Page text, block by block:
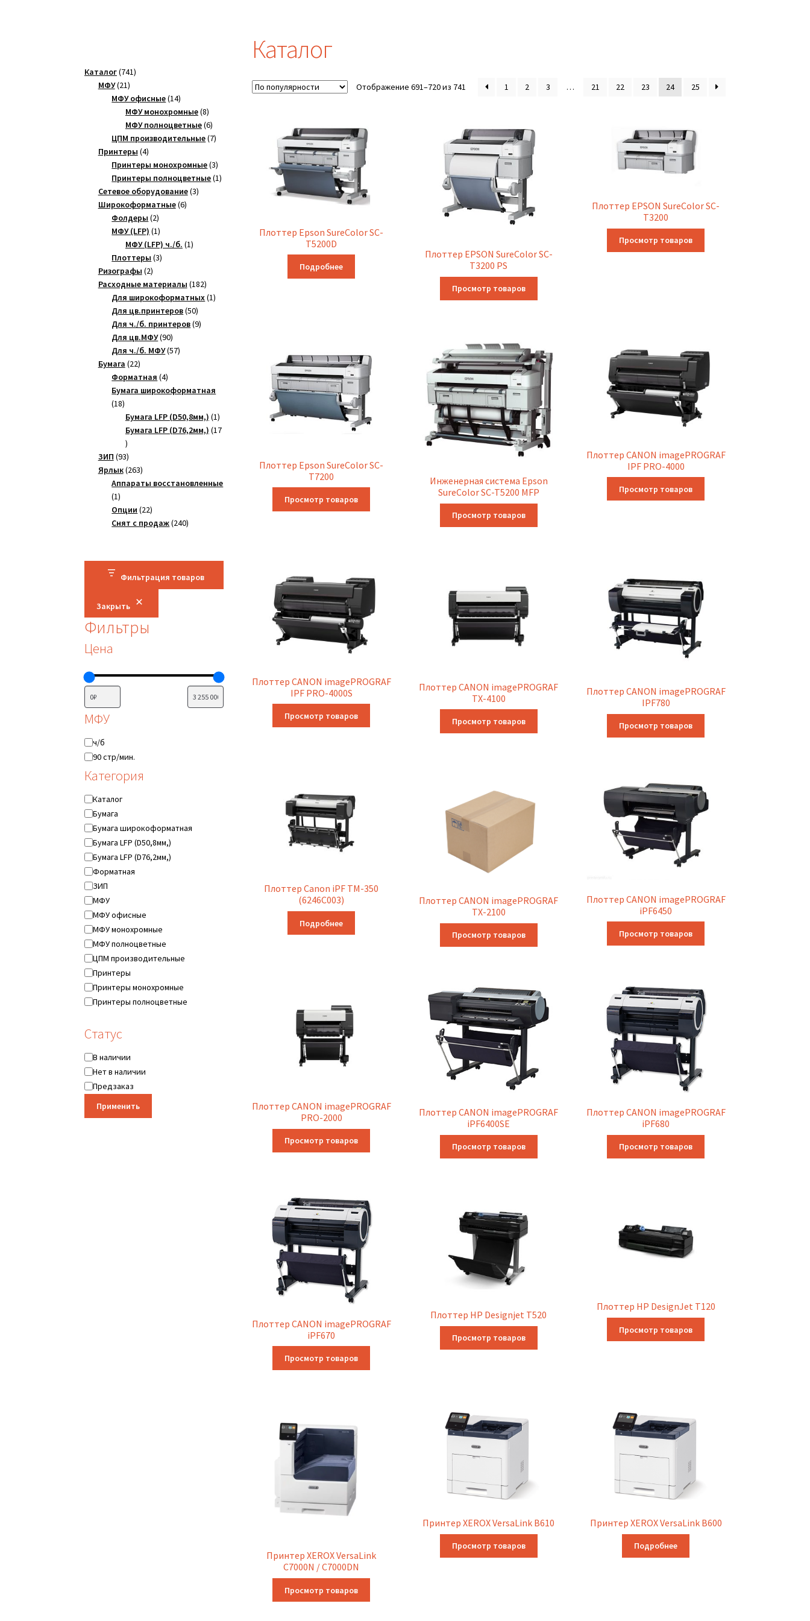
Каталог
Отображение 691–720 из 741 Сортировка:1 2 3 … 21 22 23 24 25
Плоттер Epson SureColor SC-
T5200D
Подробнее
Плоттер EPSON SureColor SC-
T3200 PS
Просмотр товаров
Плоттер EPSON SureColor SC-
T3200
Просмотр товаров
Плоттер Epson SureColor SC-
T7200
Просмотр товаров
Инженерная система Epson
SureColor SC-T5200 MFP
Просмотр товаров
Плоттер CANON imagePROGRAF
IPF PRO-4000
Просмотр товаров
Плоттер CANON imagePROGRAF
IPF PRO-4000S
Просмотр товаров
Плоттер CANON imagePROGRAF
TX-4100
Просмотр товаров
Плоттер CANON imagePROGRAF
IPF780
Просмотр товаров
Плоттер Canon iPF TM-350
(6246C003)
Подробнее
Плоттер CANON imagePROGRAF
TX-2100
Просмотр товаров
Плоттер CANON imagePROGRAF
iPF6450
Просмотр товаров
Плоттер CANON imagePROGRAF
PRO-2000
Просмотр товаров
Плоттер CANON imagePROGRAF
iPF6400SE
Просмотр товаров
Плоттер CANON imagePROGRAF
iPF680
Просмотр товаров
Плоттер CANON imagePROGRAF
iPF670
Просмотр товаров
Плоттер HP Designjet T520
Просмотр товаров
Плоттер HP DesignJet T120
Просмотр товаров
Принтер XEROX VersaLink
C7000N / C7000DN
Просмотр товаров
Принтер XEROX VersaLink B610
Просмотр товаров
Принтер XEROX VersaLink B600
Подробнее
Каталог 741741
МФУ 2121
товар
МФУ офисные 1414
товаров
МФУ монохромные 88
товаров
МФУ полноцветные 66
товаров
ЦПМ производительные 77
Принтеры 44
товара
Принтеры монохромные 33
товара
Принтеры полноцветные 11
Сетевое оборудование 33
Широкоформатные 66
Фолдеры 22
товара
МФУ (LFP) 11
товар
МФУ (LFP) ч./б. 11
Плоттеры 33
Ризографы 22
товара
Расходные материалы 182182
товара
Для широкоформатных 11
Для цв.принтеров 5050
товаров
Для ч./б. принтеров 99
Для цв.МФУ 9090
товаров
Для ч./б. МФУ 5757
Бумага 2222
товара
Форматная 44
товара
Бумага широкоформатная
1818
товаров
Бумага LFP (D50,8мм,) 11
товар
Бумага LFP (D76,2мм,) 17
17
товаров
ЗИП 9393
товара
Ярлык 263263
товара
Аппараты восстановленные
11
товар
Опции 2222
товара
Снят с продаж 240240
Фильтрация товаров
Закрыть
Фильтры
Цена
МФУ
МФУ
ч/б
90 стр/мин.
Категория
Категория
Каталог
Бумага
Бумага широкоформатная
Бумага LFP (D50,8мм,)
Бумага LFP (D76,2мм,)
Форматная
ЗИП
МФУ
МФУ офисные
МФУ монохромные
МФУ полноцветные
ЦПМ производительные
Принтеры
Принтеры монохромные
Принтеры полноцветные
Статус
Статус
В наличии
Нет в наличии
Предзаказ
Применить